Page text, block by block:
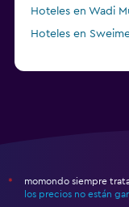
Hoteles en Wadi
Hoteles en
*
momondo siempre
los precios no están